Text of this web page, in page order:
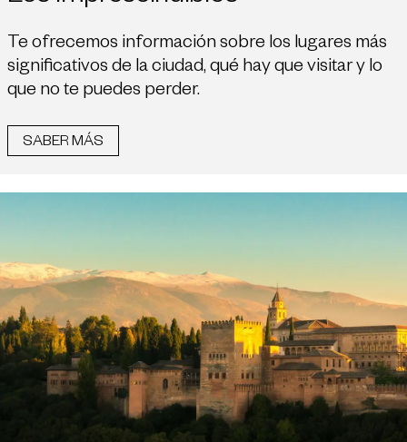
Te ofrecemos información sobre los lugares más
significativos de la ciudad, qué hay que visitar y lo
que no te puedes perder.
SABER MÁS